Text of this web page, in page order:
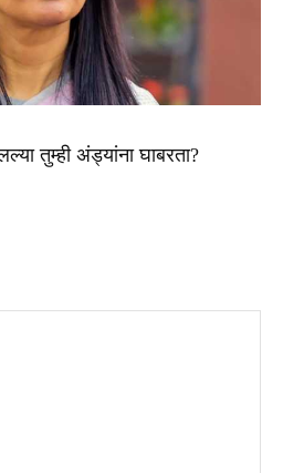
तुम्ही अंड्यांना घाबरता?